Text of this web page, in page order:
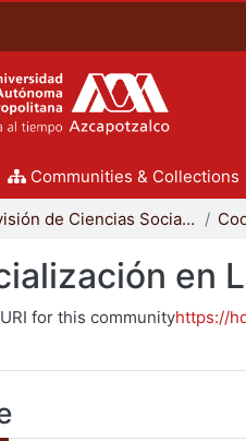
Communities & Collections
División de Ciencias Sociales y Humanidades
en
for this communityhttps://